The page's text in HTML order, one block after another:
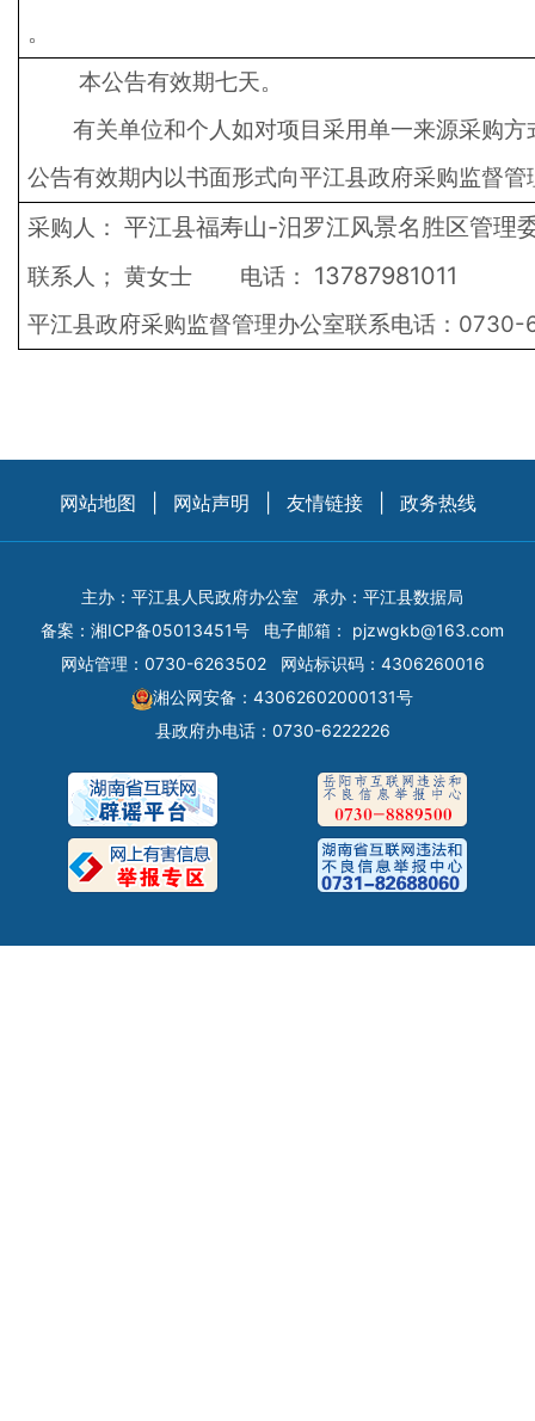
。
本公告有效期七天。
有关单位和个人如对项目采用单一来源采购方
公告有效期内以书面形式向平江县政府采购监督
采购人： 平江县福寿山-汨罗江风景名胜区管理
联系人； 黄女士 电话： 13787981011
平江县政府采购监督管理办公室联系电话：
网站地图 网站声明 友情链接 政务热线
主办：平江县人民政府办公室
承办：平江县数据局
备案： 湘ICP备05013451号 电子邮箱： pjzwgkb@163.com
网站管理：0730-6263502
网站标识码：4306260016
湘公网安备：43062602000131号
县政府办电话：0730-6222226